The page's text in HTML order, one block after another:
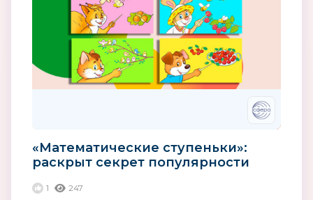
«Математические ступеньки»:
раскрыт секрет популярности
программы...
1 247